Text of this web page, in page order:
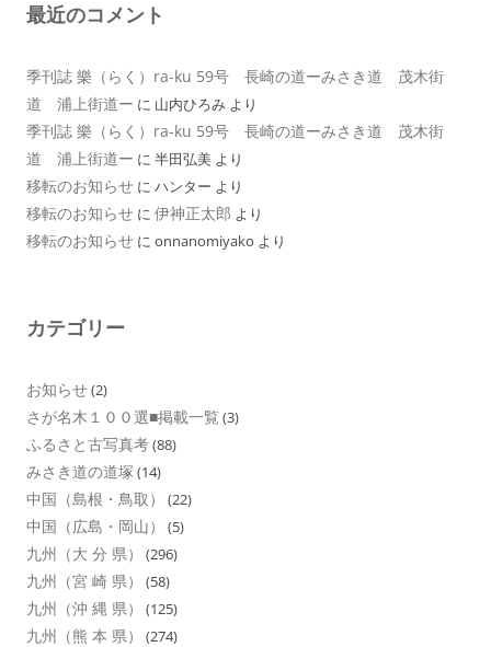
最近のコメント
季刊誌 樂（らく）ra-ku 59号 長崎の道ーみさき道 茂木街
道 浦上街道ー に 山内ひろみ より
季刊誌 樂（らく）ra-ku 59号 長崎の道ーみさき道 茂木街
道 浦上街道ー に 半田弘美 より
移転のお知らせ に ハンター より
移転のお知らせ に 伊神正太郎 より
移転のお知らせ に onnanomiyako より
カテゴリー
お知らせ(2)
さが名木１００選■掲載一覧 (3)
ふるさと古写真考(88)
みさき道の道塚 (14)
中国（島根・鳥取） (22)
中国（広島・岡山） (5)
九州（大 分 県） (296)
九州（宮 崎 県） (58)
九州（沖 縄 県） (125)
九州（熊 本 県） (274)